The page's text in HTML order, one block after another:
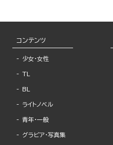
コンテンツ
少女・女性
TL
BL
ライトノベル
青年・一般
グラビア・写真集